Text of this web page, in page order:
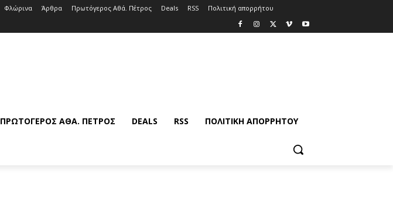
Φλώρινα Άρθρα Πρωτόγερος Αθά. Πέτρος Deals RSS Πολιτική απορρήτου
ΠΡΩΤΌΓΕΡΟΣ ΑΘΆ. ΠΈΤΡΟΣ DEALS RSS ΠΟΛΙΤΙΚΉ ΑΠΟΡΡΉΤΟΥ